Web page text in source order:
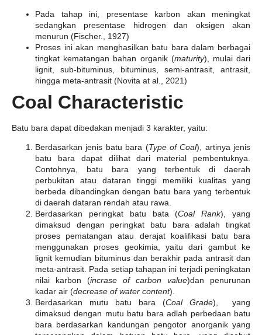
Pada tahap ini, presentase karbon akan meningkat
sedangkan presentase hidrogen dan oksigen akan
menurun (Fischer., 1927)
Proses ini akan menghasilkan batu bara dalam berbagai
tingkat kematangan bahan organik (maturity), mulai dari
lignit, sub-bituminus, bituminus, semi-antrasit, antrasit,
hingga meta-antrasit (Novita at al., 2021)
Coal Characteristic
Batu bara dapat dibedakan menjadi 3 karakter, yaitu:
Berdasarkan jenis batu bara (Type of Coal), artinya jenis
batu bara dapat dilihat dari material pembentuknya.
Contohnya, batu bara yang terbentuk di daerah
perbukitan atau dataran tinggi memiliki kualitas yang
berbeda dibandingkan dengan batu bara yang terbentuk
di daerah dataran rendah atau rawa.
Berdasarkan peringkat batu bata (Coal Rank), yang
dimaksud dengan peringkat batu bara adalah tingkat
proses pematangan atau derajat koalifikasi batu bara
menggunakan proses geokimia, yaitu dari gambut ke
lignit kemudian bituminus dan berakhir pada antrasit dan
meta-antrasit. Pada setiap tahapan ini terjadi peningkatan
nilai karbon (incrase of carbon value)dan penurunan
kadar air (decrease of water content).
Berdasarkan mutu batu bara (Coal Grade), yang
dimaksud dengan mutu batu bara adlah perbedaan batu
bara berdasarkan kandungan pengotor anorganik yang